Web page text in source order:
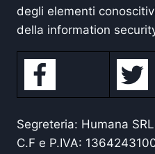
degli elementi
della information
Segreteria: Humana SRL
C.F e P.IVA: